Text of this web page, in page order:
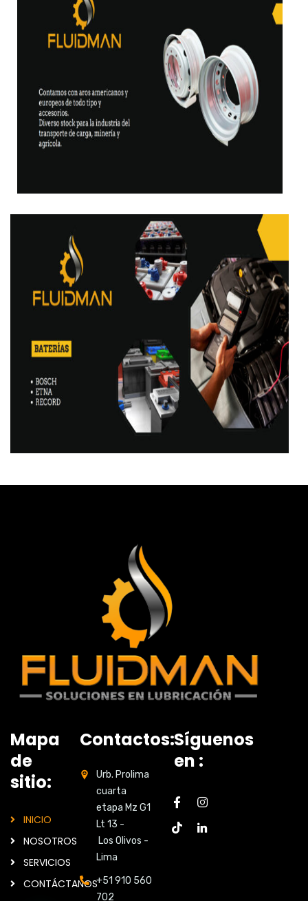
Mapa
de
sitio:
INICIO
NOSOTROS
SERVICIOS
CONTÁCTANOS
Contactos:
Urb. Prolima
cuarta
etapa Mz G1
Lt 13 -
Los Olivos -
Lima
+51 910 560
702
Síguenos
en :